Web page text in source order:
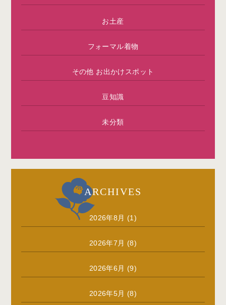
お土産
フォーマル着物
その他 お出かけスポット
豆知識
未分類
ARCHIVES
2026年8月 (1)
2026年7月 (8)
2026年6月 (9)
2026年5月 (8)